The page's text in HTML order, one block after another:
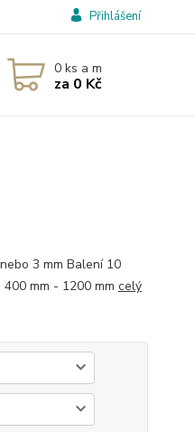
Přihlášení
0ks a m
za 0 Kč
3 mm Balení 10
mm - 1200 mm celý